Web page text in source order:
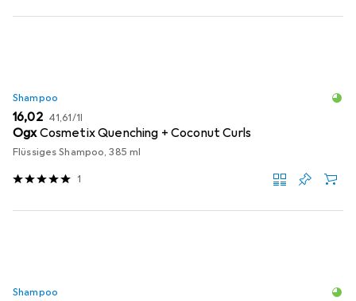
Shampoo
EUR
16,02 EUR
41,61/1l
OgxCosmetix Quenching + Coconut Curls
Flüssiges Shampoo, 385 ml
1
Shampoo